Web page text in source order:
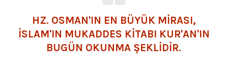
HZ. OSMAN'IN EN BÜYÜK MİRASI,
İSLAM'IN MUKADDES KİTABI KUR'AN'IN
BUGÜN OKUNMA ŞEKLİDİR.